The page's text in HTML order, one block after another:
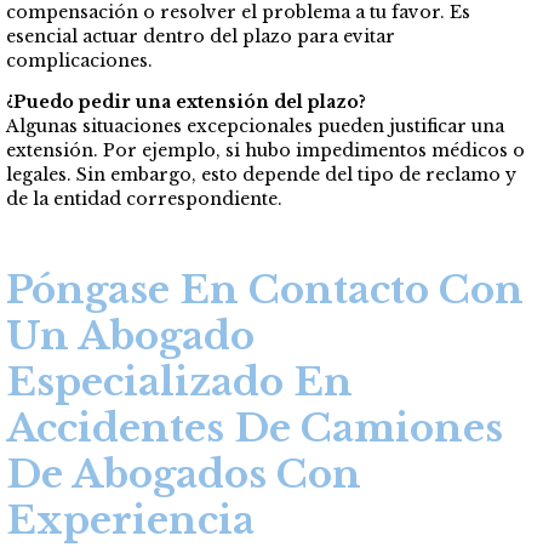
compensación o resolver el problema a tu favor. Es
esencial actuar dentro del plazo para evitar
complicaciones.
¿Puedo pedir una extensión del plazo?
Algunas situaciones excepcionales pueden justificar una
extensión. Por ejemplo, si hubo impedimentos médicos o
legales. Sin embargo, esto depende del tipo de reclamo y
de la entidad correspondiente.
Póngase En Contacto Con
Un Abogado
Especializado En
Accidentes De Camiones
De Abogados Con
Experiencia